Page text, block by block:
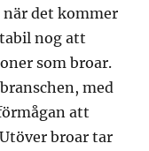
det kommer
nog att
som broar.
med
att
broar tar